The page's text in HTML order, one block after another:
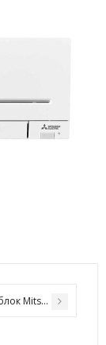
Mitsubishi Electric